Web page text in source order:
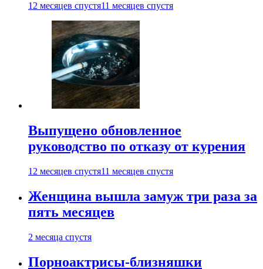
12 месяцев спустя11 месяцев спустя
Выпущено обновленное
руководство по отказу от курения
12 месяцев спустя11 месяцев спустя
Женщина вышла замуж три раза за
пять месяцев
2 месяца спустя
Порноактрисы-близняшки